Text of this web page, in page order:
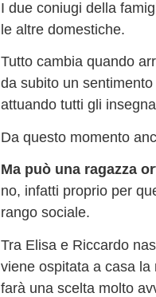
I due coniugi della
le altre domestiche.
Tutto cambia quando
da subito un
attuando tutti gli
Da questo momento
Ma può una ragazza
no, infatti proprio per
rango sociale.
Tra Elisa e Riccardo
viene ospitata a casa
farà una scelta molto